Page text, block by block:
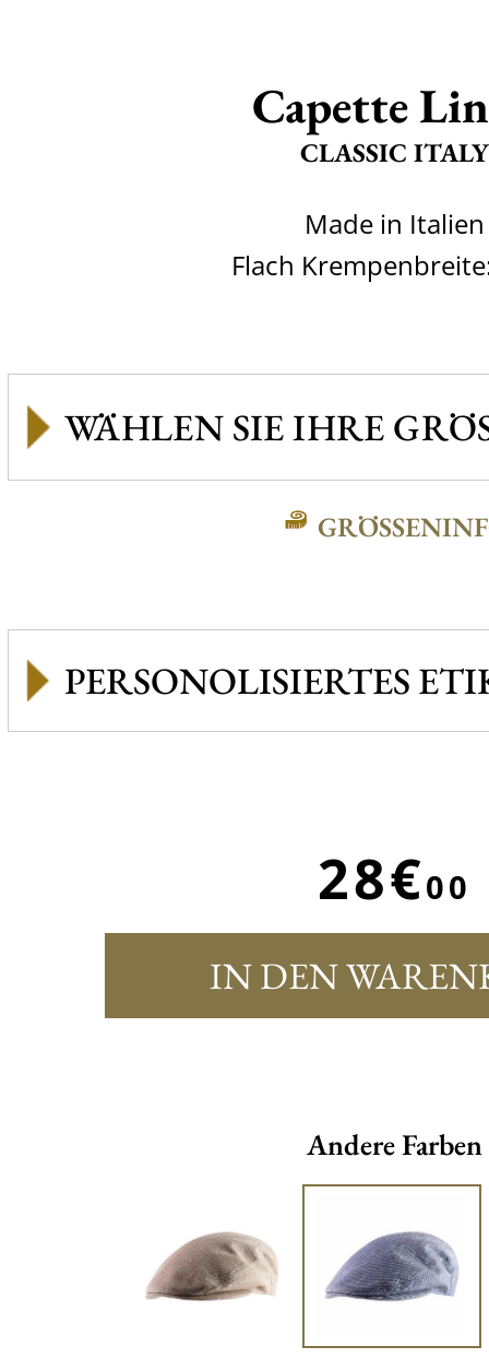
Capette
CLASSIC ITALY
Made in Italien
Flach
GRÖSSENINFO
PERSONOLISIERTES
28€00
IN DEN
Andere Farben